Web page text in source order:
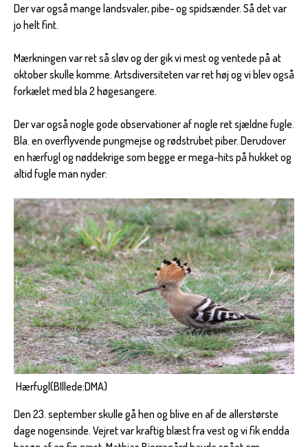
Der var også mange landsvaler, pibe- og spidsænder. Så det var
jo helt fint.
Mærkningen var ret så sløv og der gik vi mest og ventede på at
oktober skulle komme. Artsdiversiteten var ret høj og vi blev også
forkælet med bla 2 høgesangere.
Der var også nogle gode observationer af nogle ret sjældne fugle.
Bla. en overflyvende pungmejse og rødstrubet piber. Derudover
en hærfugl og nøddekrige som begge er mega-hits på hukket og
altid fugle man nyder:
Hærfugl(BIllede:DMA)
Den 23. september skulle gå hen og blive en af de allerstørste
dage nogensinde. Vejret var kraftig blæst fra vest og vi fik endda